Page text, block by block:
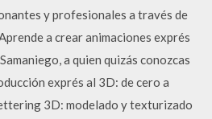
y profesionales a través de
a crear animaciones exprés
a quien quizás conozcas
exprés al 3D: de cero a
3D: modelado y texturizado